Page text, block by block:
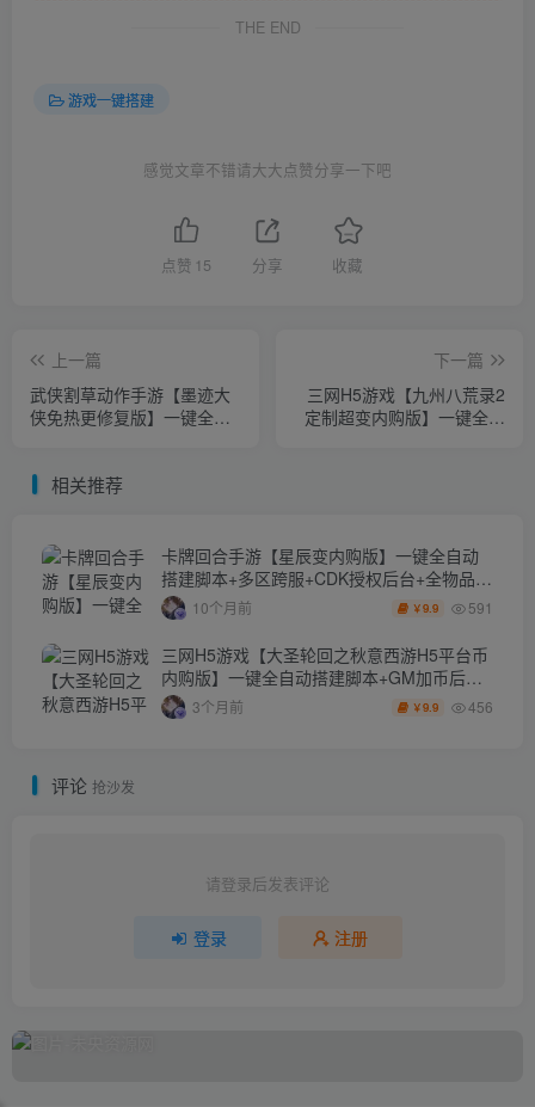
THE END
游戏一键搭建
感觉文章不错请大大点赞分享一下吧
点赞 15 分享 收藏
上一篇
武侠割草动作手游【墨迹大
侠免热更修复版】一键全自
能后台+安卓苹果双端+详细
下一篇
三网H5游戏【九州八荒录2
定制超变内购版】一键全自
相关推荐
卡牌回合手游【星辰变内购版】一键全自动
搭建脚本+多区跨服+CDK授权后台+全物品
ID+安卓苹果双端
10个月前 ￥9.9 591
三网H5游戏【大圣轮回之秋意西游H5平台币
内购版】一键全自动搭建脚本+GM加币后台
+GM授权后台+简易安卓客户端
3个月前 ￥9.9 456
评论 抢沙发
请登录后发表评论
登录 注册